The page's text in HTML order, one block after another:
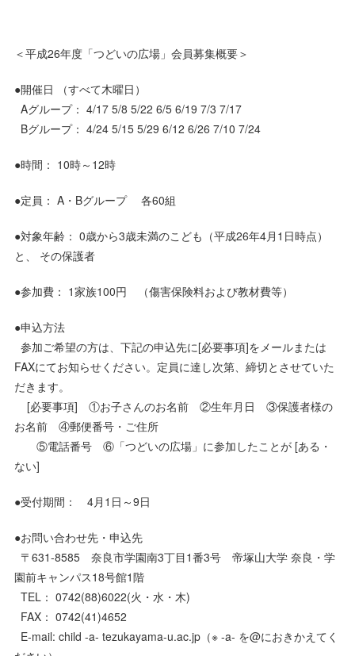
＜平成26年度「つどいの広場」会員募集概要＞
●開催日 （すべて木曜日）
Aグループ： 4/17 5/8 5/22 6/5 6/19 7/3 7/17
Bグループ： 4/24 5/15 5/29 6/12 6/26 7/10 7/24
●時間： 10時～12時
●定員： A・Bグループ 各60組
●対象年齢： 0歳から3歳未満のこども（平成26年4月1日時点）
と、 その保護者
●参加費： 1家族100円 （傷害保険料および教材費等）
●申込方法
参加ご希望の方は、下記の申込先に[必要事項]をメールまたは
FAXにてお知らせください。定員に達し次第、締切とさせていた
だきます。
[必要事項] ①お子さんのお名前 ②生年月日 ③保護者様の
お名前 ④郵便番号・ご住所
⑤電話番号 ⑥「つどいの広場」に参加したことが [ある・
ない]
●受付期間： 4月1日～9日
●お問い合わせ先・申込先
〒631-8585 奈良市学園南3丁目1番3号 帝塚山大学 奈良・学
園前キャンパス18号館1階
TEL： 0742(88)6022(火・水・木)
FAX： 0742(41)4652
E-mail: child -a- tezukayama-u.ac.jp（※ -a- を@におきかえてく